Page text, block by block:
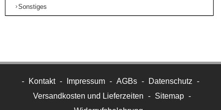
Sonstiges
- Kontakt - Impressum - AGBs - Datenschutz -
Versandkosten und Lieferzeiten - Sitemap -